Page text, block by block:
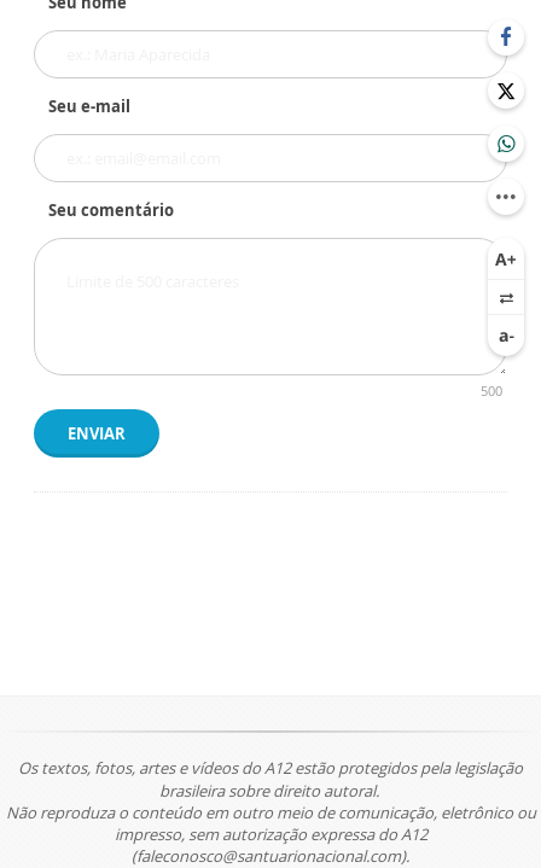
Seu e-mail
Seu comentário
500
ENVIAR
Os textos, fotos, artes e vídeos do A12 estão protegidos pela legislação
brasileira sobre direito autoral.
Não reproduza o conteúdo em outro meio de comunicação, eletrônico ou
impresso, sem autorização expressa do A12
(faleconosco@santuarionacional.com).